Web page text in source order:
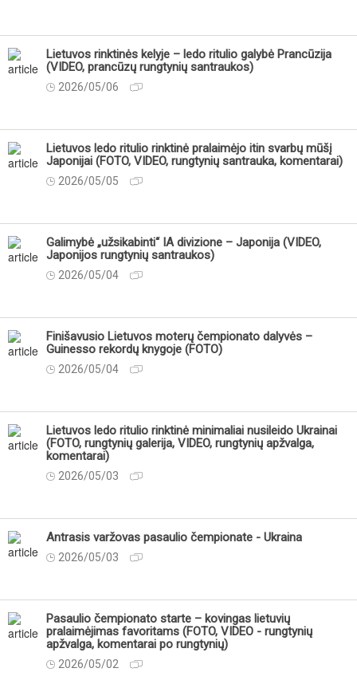
Lietuvos rinktinės kelyje – ledo ritulio galybė Prancūzija
(VIDEO, prancūzų rungtynių santraukos)
2026/05/06
Lietuvos ledo ritulio rinktinė pralaimėjo itin svarbų mūšį
Japonijai (FOTO, VIDEO, rungtynių santrauka, komentarai)
2026/05/05
Galimybė „užsikabinti“ IA divizione – Japonija (VIDEO,
Japonijos rungtynių santraukos)
2026/05/04
Finišavusio Lietuvos moterų čempionato dalyvės –
Guinesso rekordų knygoje (FOTO)
2026/05/04
Lietuvos ledo ritulio rinktinė minimaliai nusileido Ukrainai
(FOTO, rungtynių galerija, VIDEO, rungtynių apžvalga,
komentarai)
2026/05/03
Antrasis varžovas pasaulio čempionate - Ukraina
2026/05/03
Pasaulio čempionato starte – kovingas lietuvių
pralaimėjimas favoritams (FOTO, VIDEO - rungtynių
apžvalga, komentarai po rungtynių)
2026/05/02